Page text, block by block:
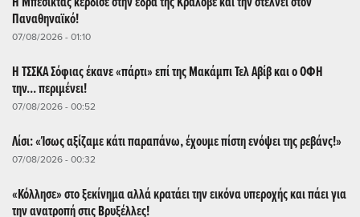
Παναθηναϊκό!
07/08/2026 - 01:10
Η ΤΣΣΚΑ Σόφιας έκανε «πάρτι» επί της Μακάμπι Τελ Αβίβ και ο ΟΦΗ
την... περιμένει!
07/08/2026 - 00:52
Λίσι: «Ίσως αξίζαμε κάτι παραπάνω, έχουμε πίστη ενόψει της ρεβάνς!»
07/08/2026 - 00:32
«Κόλλησε» στο ξεκίνημα αλλά κρατάει την εικόνα υπεροχής και πάει για
την ανατροπή στις Βρυξέλλες!